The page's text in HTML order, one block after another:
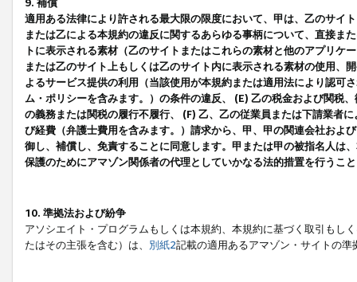
9. 補償
適用ある法律により許される最大限の限度において、甲は、乙のサイ
または乙による本規約の違反に関するあらゆる事柄について、直接ま
トに表示される素材（乙のサイトまたはこれらの素材と他のアプリ
または乙のサイト上もしくは乙のサイト内に表示される素材の使用、
よるサービス提供の利用（当該使用が本規約または適用法により認可
ム・ポリシーを含みます。）の条件の違反、 (E) 乙の税金および関税
の義務または関税の履行不履行、 (F) 乙、乙の従業員または下請業者
び経費（弁護士費用を含みます。）請求から、甲、甲の関連会社およ
御し、補償し、免責することに同意します。甲または甲の被指名人は
保護のためにアマゾン関係者の代理としていかなる法的措置を行うこ
10. 準拠法および紛争
アソシエイト・プログラムもしくは本規約、本規約に基づく取引もし
たはその主張を含む）は、 別紙2記載の適用あるアマゾン・サイトの